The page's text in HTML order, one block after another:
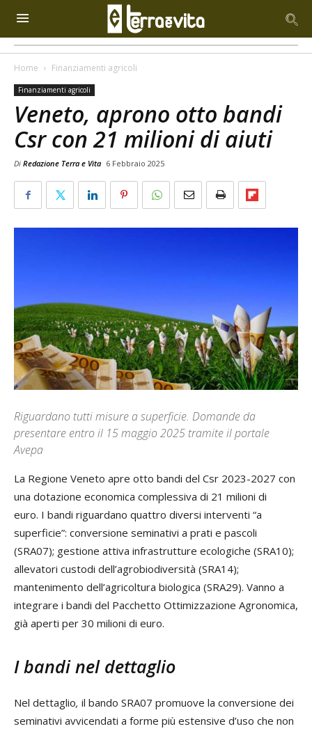
Home Finanziamenti agricoli
Finanziamenti agricoli
Veneto, aprono otto bandi
Csr con 21 milioni di aiuti
Di Redazione Terra e Vita 6 Febbraio 2025
Riguardano tutti misure a superficie. Domande da
presentare entro il 15 maggio 2025 tramite il portale
Avepa
La Regione Veneto apre otto bandi del Csr 2023-2027 con
una dotazione economica complessiva di 21 milioni di
euro. I bandi riguardano quattro diversi interventi “a
superficie”: conversione seminativi a prati e pascoli
(SRA07); gestione attiva infrastrutture ecologiche (SRA10);
allevatori custodi dell’agrobiodiversità (SRA14);
mantenimento dell’agricoltura biologica (SRA29). Vanno a
integrare i bandi del Pacchetto Ottimizzazione Agronomica,
già aperti per 30 milioni di euro.
I bandi nel dettaglio
Nel dettaglio, il bando SRA07 promuove la conversione dei
seminativi avvicendati a forme più estensive d’uso che non